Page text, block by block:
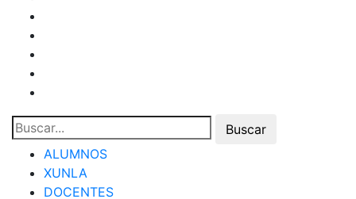
ALUMNOS
XUNLA
DOCENTES